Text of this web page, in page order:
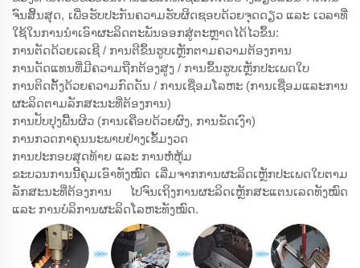
ຈົນສິ້ນສຸດ, ເພື່ອຮັບປະກັນຄວາມຮັບຜິດຊອບດ້ວຍຈຸດດຽວ ແລະ ເວລາທີ່
ໃຊ້ໃນການນຳເອົາຜະລິດຕະພັນອອກສູ່ຕະຫຼາດໄດ້ໄວຂຶ້ນ:
ການຕັດດ້ວຍເລເຊີ / ການຕີຂຶ້ນຮູບເຫຼັກຕາມຄວາມຕ້ອງການ
ການດັດແທນທີ່ມີຄວາມຖືກຕ້ອງສູງ / ການຂຶ້ນຮູບເຫຼັກປະເພດໃບ
ການຕິດຕັ້ງດ້ວຍຄວາມກົດດັນ / ການເຊື່ອມໂລຫະ (ການເຊື່ອມແລະການ
ຜະລິດຕາມລັກສະນະທີ່ຕ້ອງການ)
ການປັບປຸງພື້ນຜິວ (ການເຄືອບດ້ວຍຜົງ, ການຂັດເງົາ)
ການກວດກາຄຸນນະພາບຢ່າງເຂັ້ມງວດ
ການປະກອບສຸດທ້າຍ ແລະ ການຫໍ່ຫຸ້ມ
ຂະບວນການນີ້ຄຸມເອົາທັງໝົດ ເລີ່ມຈາກການຜະລິດເຫຼັກປະເພດໃບຕາມ
ລັກສະນະທີ່ຕ້ອງການ ໄປຈົນເຖິງການຜະລິດເຫຼັກສະແຕນເລດທັງໝົດ
ແລະ ການບໍລິການຜະລິດໂລຫະທັງໝົດ.